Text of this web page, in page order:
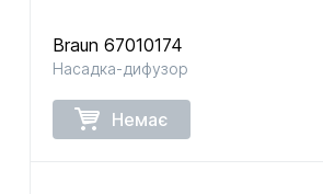
Braun 67010174
Насадка-дифузор
Немає